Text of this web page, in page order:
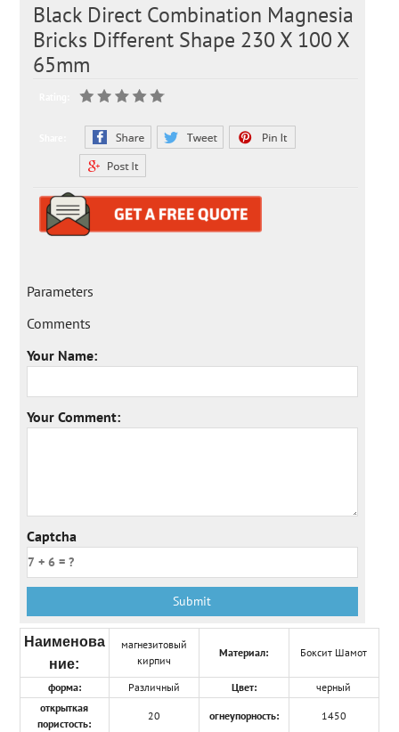
Black Direct Combination Magnesia
Bricks Different Shape 230 X 100 X
65mm
Parameters
Comments
Your Name:
Your Comment:
Captcha
Наименова
ние:
магнезитовый
кирпич
Материал: Боксит Шамот
форма: Различный Цвет:
черный
открыткая
пористость:
20 огнеупорность: 1450